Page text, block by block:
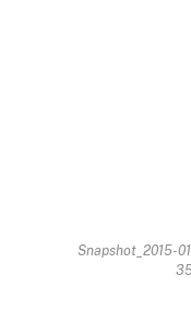
Snapshot_2015-